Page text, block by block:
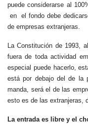
puede considerarse al
en el fondo debe
de empresas extranjeras.
La Constitución de 1993,
fuera de toda actividad
especial puede hacerlo,
está por debajo del de la
manda, será el de las
esto es de las extranjeras,
La entrada es libre y el